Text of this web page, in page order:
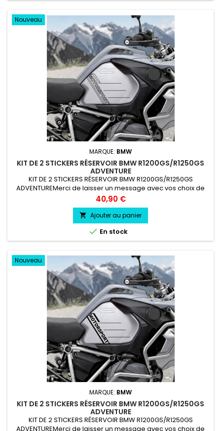
Nouveau
MARQUE: BMW
KIT DE 2 STICKERS RÉSERVOIR BMW R1200GS/R1250GS
ADVENTURE
KIT DE 2 STICKERS RÉSERVOIR BMW R1200GS/R1250GS
ADVENTUREMerci de laisser un message avec vos choix de
couleur lors de la commande COULEUR AU CHOIX vinyle
professionnel très résistant résiste a l'eau, essence, chaleur,
froid.
Prix
40,90 €
 Ajouter au panier
 En stock
Nouveau
MARQUE: BMW
KIT DE 2 STICKERS RÉSERVOIR BMW R1200GS/R1250GS
ADVENTURE
KIT DE 2 STICKERS RÉSERVOIR BMW R1200GS/R1250GS
ADVENTUREMerci de laisser un message avec vos choix de